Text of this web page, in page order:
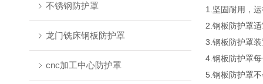
不锈钢防护罩
龙门铣床钢板防护罩
cnc加工中心防护罩
1.坚固耐用，
2.钢板防护罩
3.钢板防护罩
4.钢板防护罩
5.钢板防护罩